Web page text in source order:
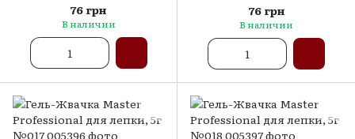
76 грн
В наличии
76 грн
В наличии